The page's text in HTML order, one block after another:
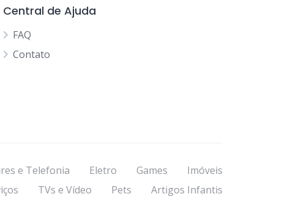
Central de Ajuda
FAQ
Contato
e Telefonia Eletro Games
Imóveis
TVs e Vídeo Pets Artigos Infantis